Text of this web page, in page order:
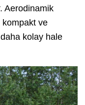
Aerodinamik
kompakt ve
kolay hale